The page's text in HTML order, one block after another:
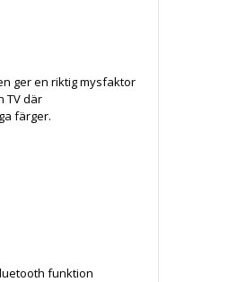
ger en riktig mysfaktor
TV där
färger.
funktion